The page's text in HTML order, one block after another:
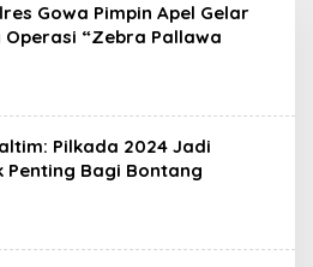
Gowa Pimpin Apel Gelar
Operasi “Zebra Pallawa
Pilkada 2024 Jadi
Penting Bagi Bontang